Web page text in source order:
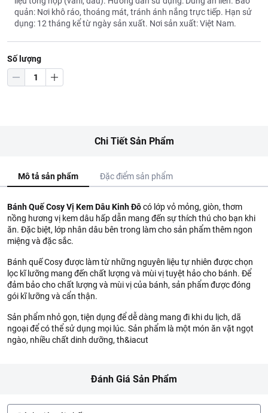
quản: Nơi khô ráo, thoáng mát, tránh ánh nắng trực tiếp. Hạn sử
dụng: 12 tháng kể từ ngày sản xuất. Nơi sản xuất: Việt Nam.
Số lượng
Chi Tiết Sản Phẩm
Mô tả sản phẩm Đặc điểm sản phẩm
Bánh Quế Cosy Vị Kem Dâu Kinh Đôcó lớp vỏ mỏng, giòn, thơm
nồng hương vị kem dâu hấp dẫn mang đến sự thích thú cho bạn khi
ăn. Đặc biệt, lớp nhân dâu bên trong làm cho sản phẩm thêm ngon
miệng và đặc sắc.
Bánh quế Cosy được làm từ những nguyên liệu tự nhiên được chọn
lọc kĩ lưỡng mang đến chất lượng và mùi vị tuyệt hảo cho bánh. Để
đảm bảo cho chất lượng và mùi vị của bánh, sản phẩm được đóng
gói kĩ lưỡng và cẩn thận.
Sản phẩm nhỏ gọn, tiện dụng để dễ dàng mang đi khi du lịch, dã
ngoại để có thể sử dụng mọi lúc. Sản phẩm là một món ăn vặt ngọt
ngào, nhiều chất dinh dưỡng, th&iacut
Đánh Giá Sản Phẩm